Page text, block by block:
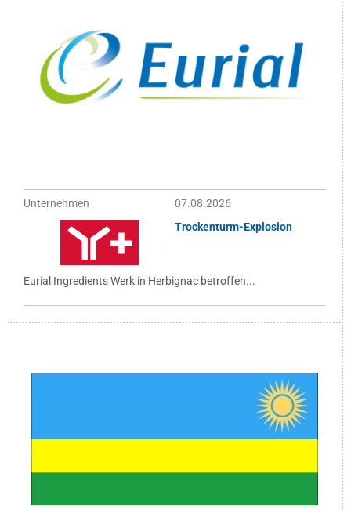
Unternehmen
07.08.2026
Trockenturm-Explosion
Eurial Ingredients Werk in Herbignac betroffen...